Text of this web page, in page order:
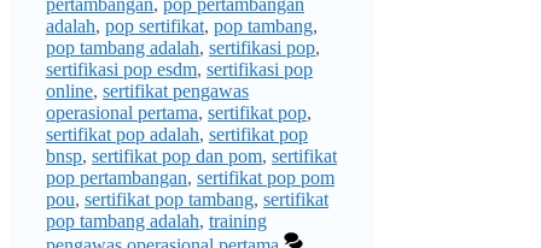
pertambangan, pop pertambangan
adalah, pop sertifikat, pop tambang,
pop tambang adalah, sertifikasi pop,
sertifikasi pop esdm, sertifikasi pop
online, sertifikat pengawas
operasional pertama, sertifikat pop,
sertifikat pop adalah, sertifikat pop
bnsp, sertifikat pop dan pom, sertifikat
pop pertambangan, sertifikat pop pom
pou, sertifikat pop tambang, sertifikat
pop tambang adalah, training